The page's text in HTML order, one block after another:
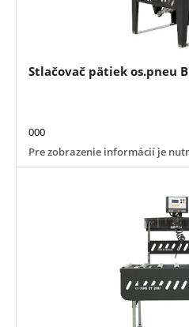
Stlačovač pätiek os.pneu
000
Pre zobrazenie informácií je